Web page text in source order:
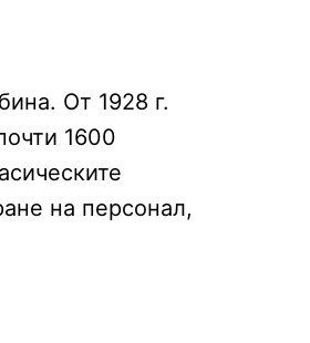
От 1928 г.
1600
на персонал,